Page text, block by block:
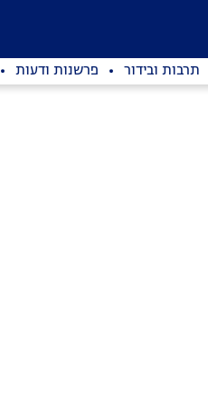
תרבות ובידור פרשנות ודעות